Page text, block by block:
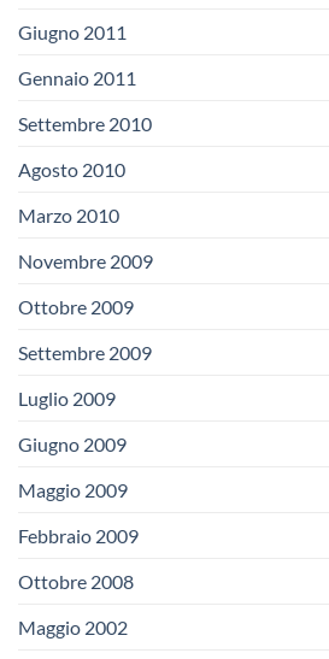
Giugno 2011
Gennaio 2011
Settembre 2010
Agosto 2010
Marzo 2010
Novembre 2009
Ottobre 2009
Settembre 2009
Luglio 2009
Giugno 2009
Maggio 2009
Febbraio 2009
Ottobre 2008
Maggio 2002